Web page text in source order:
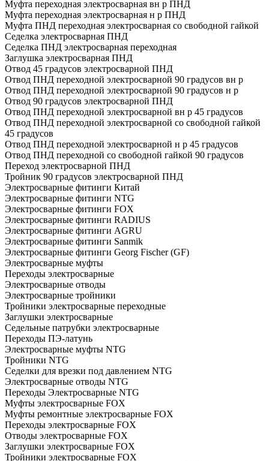
Муфта переходная электросварная вн р ПНД
Муфта переходная электросварная н р ПНД
Муфта ПНД переходная электросварная со свободной гайкой
Седелка электросварная ПНД
Седелка ПНД электросварная переходная
Заглушка электросварная ПНД
Отвод 45 градусов электросварной ПНД
Отвод ПНД переходной электросварной 90 градусов вн р
Отвод ПНД переходной электросварной 90 градусов н р
Отвод 90 градусов электросварной ПНД
Отвод ПНД переходной электросварной вн р 45 градусов
Отвод ПНД переходной электросварной со свободной гайкой
45 градусов
Отвод ПНД переходной электросварной н р 45 градусов
Отвод ПНД переходной со свободной гайкой 90 градусов
Переход электросварной ПНД
Тройник 90 градусов электросварной ПНД
Электросварные фитинги Китай
Электросварные фитинги NTG
Электросварные фитинги FOX
Электросварные фитинги RADIUS
Электросварные фитинги AGRU
Электросварные фитинги Sanmik
Электросварные фитинги Georg Fischer (GF)
Электросварные муфты
Переходы электросварные
Электросварные отводы
Электросварные тройники
Тройники электросварные переходные
Заглушки электросварные
Седельные патрубки электросварные
Переходы ПЭ-латунь
Электросварные муфты NTG
Тройники NTG
Седелки для врезки под давлением NTG
Электросварные отводы NTG
Переходы Электросварные NTG
Муфты электросварные FOX
Муфты ремонтные электросварные FOX
Переходы электросварные FOX
Отводы электросварные FOX
Заглушки электросварные FOX
Тройники электросварные FOX